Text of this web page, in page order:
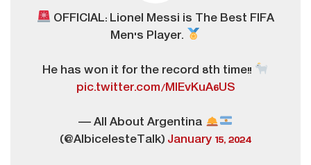
OFFICIAL: Lionel Messi is The Best FIFA
Men's Player.
He has won it for the record 8th time!!
pic.twitter.com/MlEvKuA6US
— All About Argentina
(@AlbicelesteTalk) January 15, 2024